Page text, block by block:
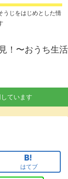
うじをはじめとした情
！〜おうち生活
ています
はてブ